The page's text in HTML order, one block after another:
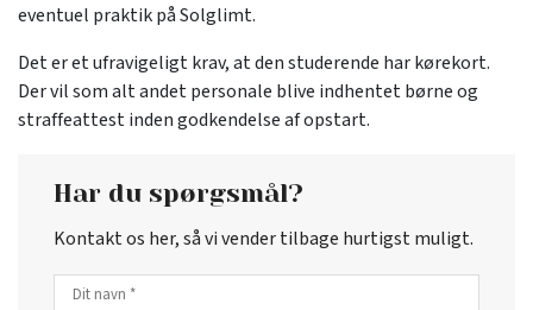
eventuel praktik på Solglimt.
Det er et ufravigeligt krav, at den studerende har kørekort.
Der vil som alt andet personale blive indhentet børne og
straffeattest inden godkendelse af opstart.​
Har du spørgsmål?
Kontakt os her, så vi vender tilbage hurtigst muligt.